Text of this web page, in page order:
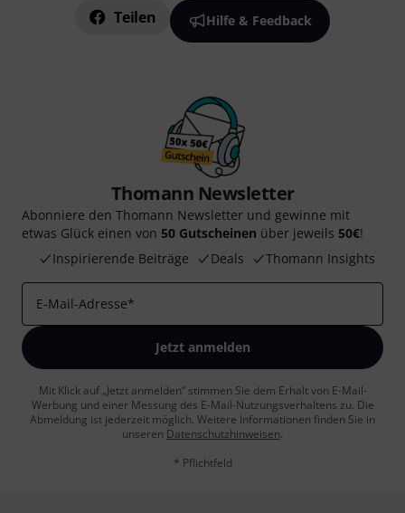
Teilen Hilfe & Feedback
Thomann Newsletter
Abonniere den Thomann Newsletter und gewinne mit
etwas Glück einen von 50 Gutscheinen über jeweils 50€!
Inspirierende Beiträge
Deals Thomann Insights
E-Mail-Adresse*
Jetzt anmelden
Mit Klick auf „Jetzt anmelden“ stimmen Sie dem Erhalt von E-Mail-
Werbung und einer Messung des E-Mail-Nutzungsverhaltens zu. Die
Abmeldung ist jederzeit möglich. Weitere Informationen finden Sie in
unseren Datenschutzhinweisen.
* Pflichtfeld